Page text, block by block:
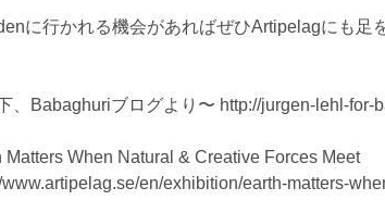
に行かれる機会があればぜひArtipelagにも足
、Babaghuriブログより〜 http://jurgen-lehl-for-
Matters When Natural & Creative Forces Meet
www.artipelag.se/en/exhibition/earth-matters-